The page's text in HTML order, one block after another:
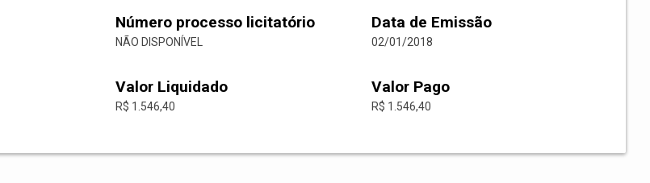
Número processo licitatório
NÃO DISPONÍVEL
Data de Emissão
02/01/2018
Valor Liquidado
R$ 1.546,40
Valor Pago
R$ 1.546,40